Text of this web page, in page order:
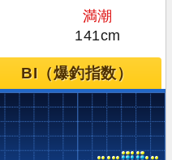
満潮
141cm
BI（爆釣指数）